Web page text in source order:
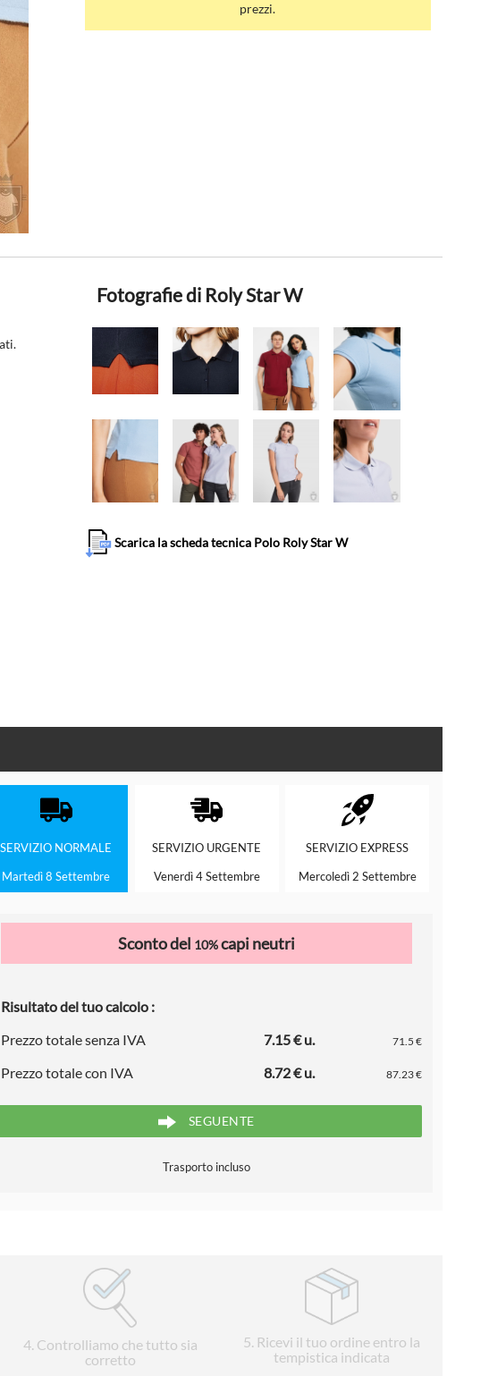
prezzi.
Fotografie di Roly Star W
Scarica la scheda tecnica Polo Roly Star W
SERVIZIO NORMALE
Martedì 8 Settembre
SERVIZIO URGENTE
Venerdì 4 Settembre
SERVIZIO EXPRESS
Mercoledì 2 Settembre
Sconto del 10%capi neutri
Risultato del tuo calcolo :
Prezzo totale senza IVA
7.15 € u. 71.5 €
Prezzo totale con IVA 8.72 € u. 87.23 €
SEGUENTE
Trasporto incluso
4. Controlliamo che tutto sia
corretto
5 . Ricevi il tuo ordine entro la
tempistica indicata